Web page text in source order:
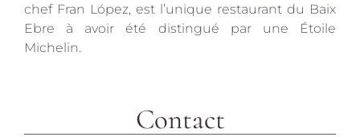
chef Fran López, est l’unique restaurant du Baix
Ebre à avoir été distingué par une Étoile
Michelin.
Contact